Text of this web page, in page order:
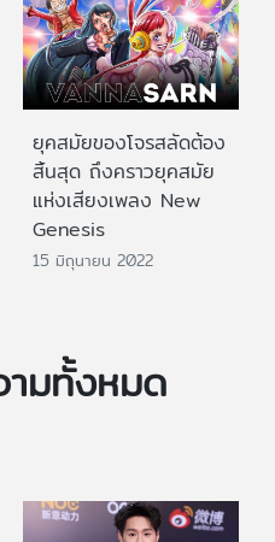
ยุคสมัยของโจรสลัดต้อง
สิ้นสุด ถึงคราวยุคสมัย
แห่งเสียงเพลง New
Genesis
15 มิถุนายน 2022
มทั้งหมด